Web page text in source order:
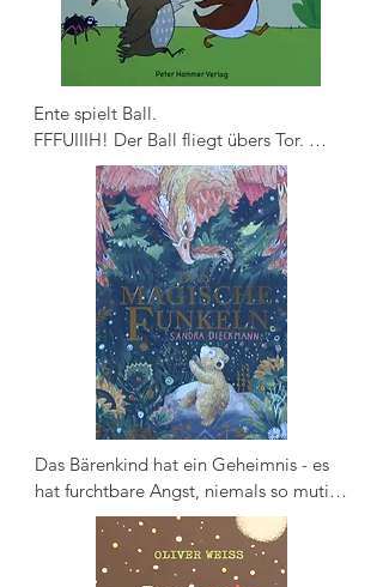
aufrollt. Und dann kommt ein echter
Notruf in die Zentrale!
Ente spielt Ball.
FFFUIIIH! Der Ball fliegt übers Tor.
Ente, Eule, Spinne, Dackel, Ratte  - alle
rennen hinterher. Wer hält ihn auf?
Das Bärenkind hat ein Geheimnis - es
hat furchtbare Angst, niemals so mutig
und geschickt zu werden wie ein echter
Bär. Da schenkt ihm eines Nachts der
wunderschöne Feuervogel eine seiner